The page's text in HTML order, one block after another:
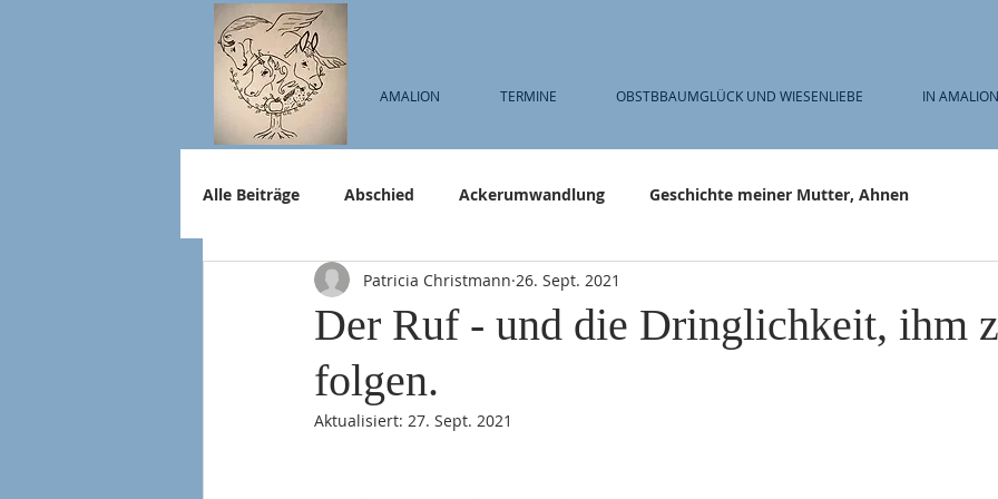
AMALION TERMINE OBSTBBAUMGLÜCK UND WIESENLIEBE IN
Alle Beiträge Abschied Ackerumwandlung Geschichte meiner Mutter, Ahnen
Der Ruf - und die Dringlichkeit, ihm
folgen.
Patricia Christmann 26. Sept. 2021
Aktualisiert: 27. Sept. 2021